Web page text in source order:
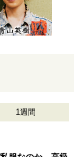
1週間